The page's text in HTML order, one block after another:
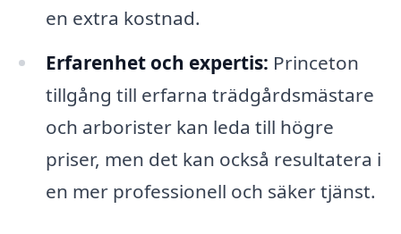
en extra kostnad.
Erfarenhet och expertis: Princeton
tillgång till erfarna trädgårdsmästare
och arborister kan leda till högre
priser, men det kan också resultatera i
en mer professionell och säker tjänst.